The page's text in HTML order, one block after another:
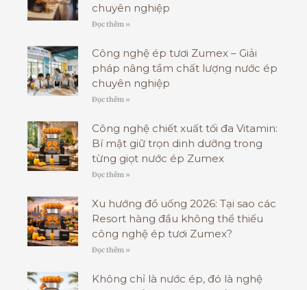
chuyên nghiệp
Đọc thêm »
Công nghệ ép tươi Zumex – Giải
pháp nâng tầm chất lượng nước ép
chuyên nghiệp
Đọc thêm »
Công nghệ chiết xuất tối đa Vitamin:
Bí mật giữ trọn dinh dưỡng trong
từng giọt nước ép Zumex
Đọc thêm »
Xu hướng đồ uống 2026: Tại sao các
Resort hàng đầu không thể thiếu
công nghệ ép tươi Zumex?
Đọc thêm »
Không chỉ là nước ép, đó là nghệ